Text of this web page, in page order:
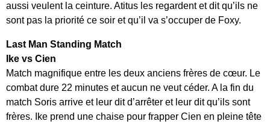
aussi veulent la ceinture. Atitus les regardent et dit qu’ils ne
sont pas la priorité ce soir et qu’il va s’occuper de Foxy.
Last Man Standing Match
Ike vs Cien
Match magnifique entre les deux anciens frères de cœur. Le
combat dure 22 minutes et aucun ne veut céder. A la fin du
match Soris arrive et leur dit d’arrêter et leur dit qu’ils sont
frères. Ike prend une chaise pour frapper Cien en pleine tête